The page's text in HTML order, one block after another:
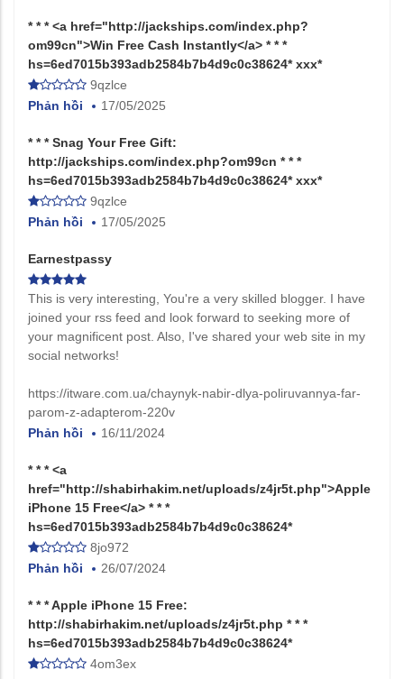
* * * <a href="http://jackships.com/index.php?
om99cn">Win Free Cash Instantly</a> * * *
hs=6ed7015b393adb2584b7b4d9c0c38624* ххх*
9qzlce
Phản hồi
17/05/2025
* * * Snag Your Free Gift:
http://jackships.com/index.php?om99cn * * *
hs=6ed7015b393adb2584b7b4d9c0c38624* ххх*
9qzlce
Phản hồi
17/05/2025
Earnestpassy
This is very interesting, You're a very skilled blogger. I have
joined your rss feed and look forward to seeking more of
your magnificent post. Also, I've shared your web site in my
social networks!
https://itware.com.ua/chaynyk-nabir-dlya-poliruvannya-far-
parom-z-adapterom-220v
Phản hồi
16/11/2024
* * * <a
href="http://shabirhakim.net/uploads/z4jr5t.php">Apple
iPhone 15 Free</a> * * *
hs=6ed7015b393adb2584b7b4d9c0c38624*
8jo972
Phản hồi
26/07/2024
* * * Apple iPhone 15 Free:
http://shabirhakim.net/uploads/z4jr5t.php * * *
hs=6ed7015b393adb2584b7b4d9c0c38624*
4om3ex